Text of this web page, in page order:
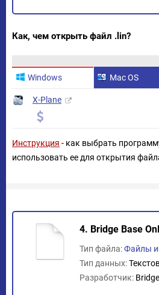
Как, чем открыть файл .lin?
Windows Mac OS
X-Plane
Инструкция - как выбрать
использовать ее для открытия
4. Bridge Base
Тип файла:Файлы
Тип данных:
Разработчик: